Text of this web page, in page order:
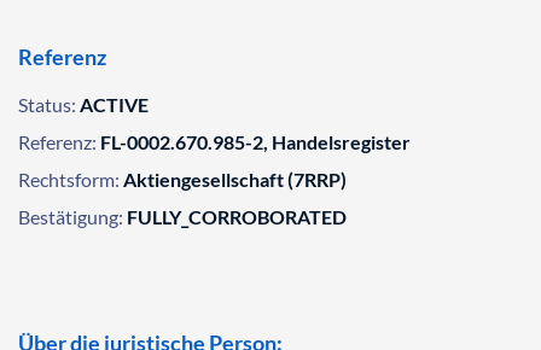
Referenz
Status: ACTIVE
Referenz: FL-0002.670.985-2, Handelsregister
Rechtsform: Aktiengesellschaft (7RRP)
Bestätigung: FULLY_CORROBORATED
Über die juristische Person: